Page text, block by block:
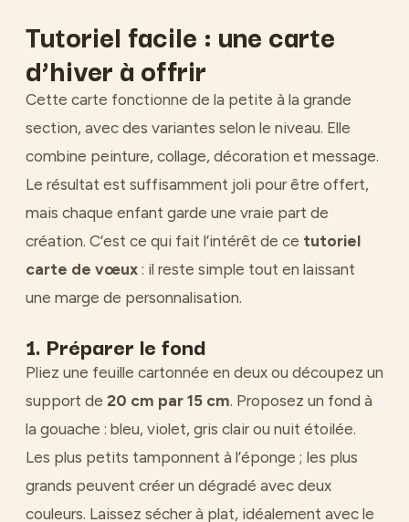
Tutoriel facile : une carte
d’hiver à offrir
Cette carte fonctionne de la petite à la grande
section, avec des variantes selon le niveau. Elle
combine peinture, collage, décoration et message.
Le résultat est suffisamment joli pour être offert,
mais chaque enfant garde une vraie part de
création. C’est ce qui fait l’intérêt de ce tutoriel
carte de vœux : il reste simple tout en laissant
une marge de personnalisation.
1. Préparer le fond
Pliez une feuille cartonnée en deux ou découpez un
support de 20 cm par 15 cm. Proposez un fond à
la gouache : bleu, violet, gris clair ou nuit étoilée.
Les plus petits tamponnent à l’éponge ; les plus
grands peuvent créer un dégradé avec deux
couleurs. Laissez sécher à plat, idéalement avec le